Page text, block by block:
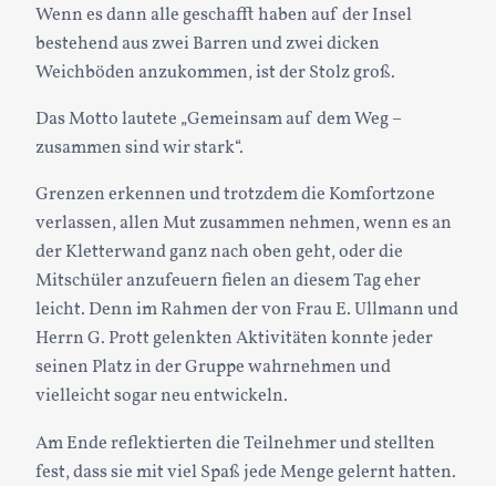
Wenn es dann alle geschafft haben auf der Insel
bestehend aus zwei Barren und zwei dicken
Weichböden anzukommen, ist der Stolz groß.
Das Motto lautete „Gemeinsam auf dem Weg –
zusammen sind wir stark“.
Grenzen erkennen und trotzdem die Komfortzone
verlassen, allen Mut zusammen nehmen, wenn es an
der Kletterwand ganz nach oben geht, oder die
Mitschüler anzufeuern fielen an diesem Tag eher
leicht. Denn im Rahmen der von Frau E. Ullmann und
Herrn G. Prott gelenkten Aktivitäten konnte jeder
seinen Platz in der Gruppe wahrnehmen und
vielleicht sogar neu entwickeln.
Am Ende reflektierten die Teilnehmer und stellten
fest, dass sie mit viel Spaß jede Menge gelernt hatten.